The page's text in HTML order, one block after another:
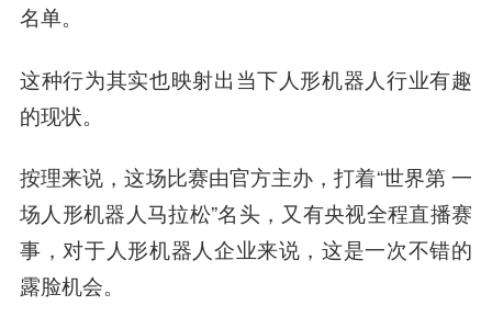
名单。
这种行为其实也映射出当下人形机器人行业有趣
的现状。
按理来说，这场比赛由官方主办，打着“世界第 一
场人形机器人马拉松”名头，又有央视全程直播赛
事，对于人形机器人企业来说，这是一次不错的
露脸机会。